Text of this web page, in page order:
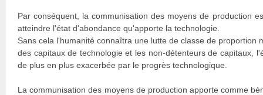
Par conséquent, la communisation des moyens de production
atteindre l'état d'abondance qu'apporte la technologie.
Sans cela l'humanité connaîtra une lutte de classe de proportion
des capitaux de technologie et les non-détenteurs de capitaux,
de plus en plus exacerbée par le progrès technologique.
La communisation des moyens de production apporte comme